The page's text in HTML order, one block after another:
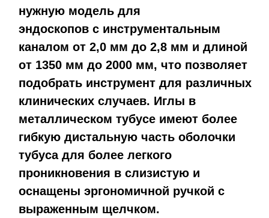
нужную модель для
эндоскопов с инструментальным
каналом от 2,0 мм до 2,8 мм и длиной
от 1350 мм до 2000 мм, что позволяет
подобрать инструмент для различных
клинических случаев. Иглы в
металлическом тубусе имеют более
гибкую дистальную часть оболочки
тубуса для более легкого
проникновения в слизистую и
оснащены эргономичной ручкой с
выраженным щелчком.